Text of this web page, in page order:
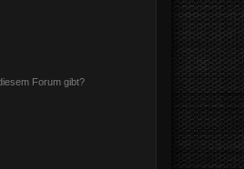
Forum gibt?